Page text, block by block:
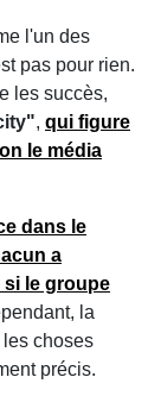
l'un des
pas pour rien.
les succès,
, qui figure
le média
dans le
a
si le groupe
la
choses
précis.